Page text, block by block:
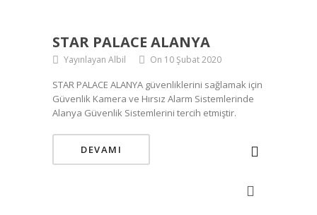
STAR PALACE ALANYA
Yayınlayan Albil On 10 Şubat 2020
STAR PALACE ALANYA güvenliklerini sağlamak için
Güvenlik Kamera ve Hırsız Alarm Sistemlerinde
Alanya Güvenlik Sistemlerini tercih etmiştir.
DEVAMI